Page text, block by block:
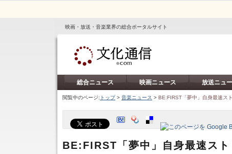
映画・放送・音楽業界の総合ポータルサイト
総合ニュース 映画ニュース 放送ニュ
閲覧中のページ: トップ> 音楽ニュース > BE:FIRST「夢中」自身最速ス
BE:FIRST「夢中」自身最速ス